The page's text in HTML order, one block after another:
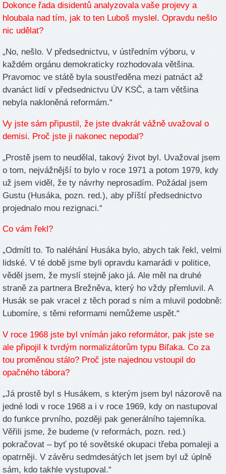
Dokonce řada disidentů analyzovala vaše projevy a
hloubala nad tím, jak to ten Luboš myslel. Opravdu nešlo
nic udělat?
„No, nešlo. V předsednictvu, v ústředním výboru, v
každém orgánu demokraticky rozhodovala většina.
Pravomoc ve státě byla soustředěna mezi patnáct až
dvanáct lidí v předsednictvu ÚV KSČ, a tam většina
nebyla nakloněná reformám.“
Vy jste sám připustil, že jste dvakrát vážně uvažoval o
demisi. Proč jste ji nakonec nepodal?
„Prostě jsem to neudělal, takový život byl. Uvažoval jsem
o tom, nejvážnější to bylo v roce 1971 a potom 1979, kdy
už jsem viděl, že ty návrhy neprosadím. Požádal jsem
Gustu (Husáka, pozn. red.), aby příští předsednictvo
projednalo mou rezignaci.“
Co vám řekl?
„Odmítl to. To naléhání Husáka bylo, abych tak řekl, velmi
lidské. V té době jsme byli opravdu kamarádi v politice,
věděl jsem, že myslí stejně jako já. Ale měl na druhé
straně za partnera Brežněva, který ho vždy přemluvil. A
Husák se pak vracel z těch porad s ním a mluvil podobně:
Lubomíre, s těmi reformami nemůžeme uspět.“
V roce 1968 jste byl vnímán jako reformátor, pak jste se
ale připojil k tvrdým normalizátorům typu Biľaka. Co za
tou proměnou stálo? Proč jste najednou vstoupil do
opačného tábora?
„Já prostě byl s Husákem, s kterým jsem byl názorově na
jedné lodi v roce 1968 a i v roce 1969, kdy on nastupoval
do funkce prvního, později pak generálního tajemníka.
Věřili jsme, že budeme (v reformách, pozn. red.)
pokračovat – byť po té sovětské okupaci třeba pomaleji a
opatrněji. V závěru sedmdesátých let jsem byl už úplně
sám, kdo takhle vystupoval.“